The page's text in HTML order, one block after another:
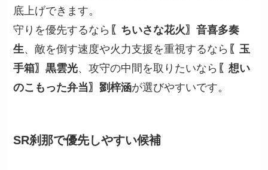
底上げできます。
守りを優先するなら 〖ちいさな花火〗音喜多奏
生、敵を倒す速度や火力支援を重視するなら 〖玉
手箱〗黒雲光、攻守の中間を取りたいなら 〖想い
のこもった弁当〗劉梓涵が選びやすいです。
SR刹那で優先しやすい候補